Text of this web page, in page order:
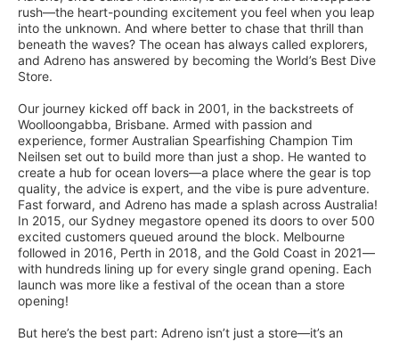
rush—the heart-pounding excitement you feel when you leap
into the unknown. And where better to chase that thrill than
beneath the waves? The ocean has always called explorers,
and Adreno has answered by becoming the World’s Best Dive
Store.
Our journey kicked off back in 2001, in the backstreets of
Woolloongabba, Brisbane. Armed with passion and
experience, former Australian Spearfishing Champion Tim
Neilsen set out to build more than just a shop. He wanted to
create a hub for ocean lovers—a place where the gear is top
quality, the advice is expert, and the vibe is pure adventure.
Fast forward, and Adreno has made a splash across Australia!
In 2015, our Sydney megastore opened its doors to over 500
excited customers queued around the block. Melbourne
followed in 2016, Perth in 2018, and the Gold Coast in 2021—
with hundreds lining up for every single grand opening. Each
launch was more like a festival of the ocean than a store
opening!
But here’s the best part: Adreno isn’t just a store—it’s an